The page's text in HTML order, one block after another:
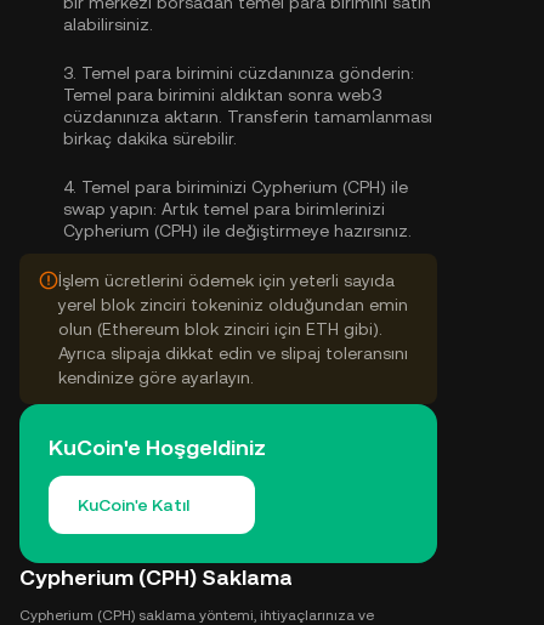
alabilirsiniz
3. Temel para birimini cüzdanınıza gönderin:
Temel para birimini aldıktan sonra web3
cüzdanınıza aktarın. Transferin tamamlanması
birkaç dakika sürebilir.
4. Temel para biriminizi Cypherium (CPH) ile
swap yapın: Artık temel para birimlerinizi
Cypherium (CPH) ile değiştirmeye hazırsınız.
İşlem ücretlerini ödemek için yeterli sayıda
yerel blok zinciri tokeniniz olduğundan emin
olun (Ethereum blok zinciri için ETH gibi).
Ayrıca slipaja dikkat edin ve slipaj toleransını
kendinize göre ayarlayın.
KuCoin'e Hoşgeldiniz
KuCoin'e Katıl
Cypherium (CPH) Saklama
Cypherium (CPH) saklama yöntemi, ihtiyaçlarınıza ve